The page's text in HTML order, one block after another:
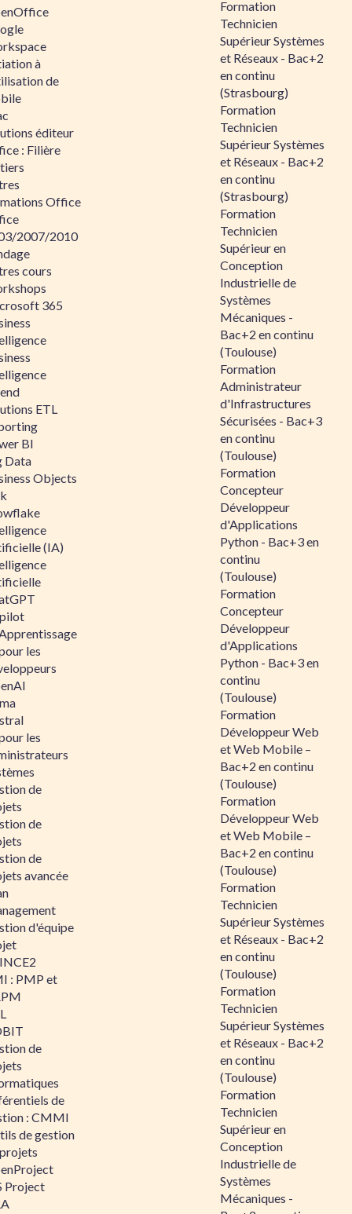
à
de
éditeur
: Filière
Office
2007/2010
cours
365
ETL
BI
Data
Objects
(IA)
les
les
de
de
de
avancée
d'équipe
: PMP et
de
de
: CMMI
de gestion
Project
Formation
Technicien
Supérieur Systèmes
et Réseaux - Bac+2
en continu
(Strasbourg)
Formation
Technicien
Supérieur Systèmes
et Réseaux - Bac+2
en continu
(Strasbourg)
Formation
Technicien
Supérieur en
Conception
Industrielle de
Systèmes
Mécaniques -
Bac+2 en continu
(Toulouse)
Formation
Administrateur
d'Infrastructures
Sécurisées - Bac+3
en continu
(Toulouse)
Formation
Concepteur
Développeur
d'Applications
Python - Bac+3 en
continu
(Toulouse)
Formation
Concepteur
Développeur
d'Applications
Python - Bac+3 en
continu
(Toulouse)
Formation
Développeur Web
et Web Mobile –
Bac+2 en continu
(Toulouse)
Formation
Développeur Web
et Web Mobile –
Bac+2 en continu
(Toulouse)
Formation
Technicien
Supérieur Systèmes
et Réseaux - Bac+2
en continu
(Toulouse)
Formation
Technicien
Supérieur Systèmes
et Réseaux - Bac+2
en continu
(Toulouse)
Formation
Technicien
Supérieur en
Conception
Industrielle de
Systèmes
Mécaniques -